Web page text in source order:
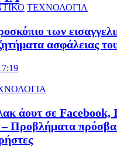
ΤΕΧΝΟΛΟΓΙΑ
των
ασφάλειας
άουτ σε Facebook,
– Προβλήματα